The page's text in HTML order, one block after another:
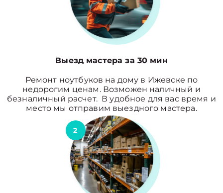
Выезд мастера за 30 мин
Ремонт ноутбуков на дому в Ижевске по
недорогим ценам. Возможен наличный и
безналичный расчет. В удобное для вас время и
место мы отправим выездного мастера.
2